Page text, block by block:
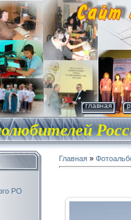
главная
РО
Главная »